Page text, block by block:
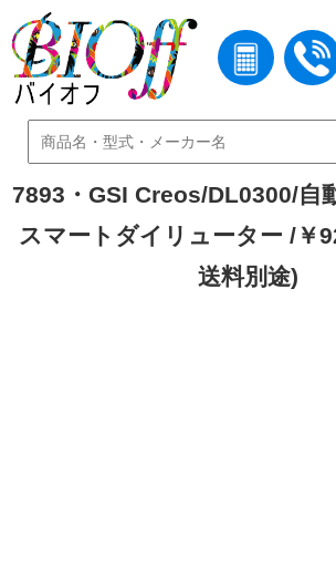
中古機器検索
7893・GSI Creos/DL0300/自
スマートダイリューター /￥
送料別途)